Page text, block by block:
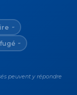
~
~
peuvent y répondre